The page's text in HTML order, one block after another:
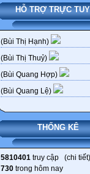
HỖ TRỢ TRỰC
(Bùi Thị Hạnh)
(Bùi Thị Thuỷ)
(Bùi Quang Hợp)
(Bùi Quang Lệ)
THỐNG KÊ
5810401 truy cập (chi tiết)
730 trong hôm nay